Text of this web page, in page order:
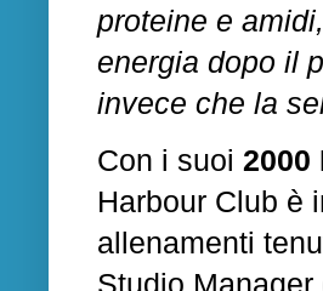
proteine e amidi,
energia dopo il
invece che la
Con i suoi 2000
Harbour Club è
allenamenti